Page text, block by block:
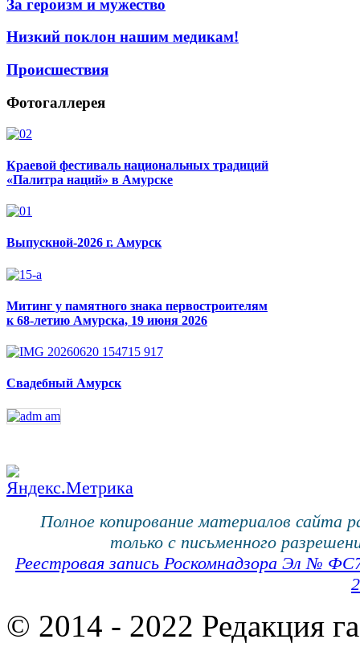
За героизм и мужество
Низкий поклон нашим медикам!
Происшествия
Фотогаллерея
Краевой фестиваль национальных традиций
«Палитра наций» в Амурске
Выпускной-2026 г. Амурск
Митинг у памятного знака первостроителям
к 68-летию Амурска, 19 июня 2026
Свадебный Амурск
Полное копирование материалов сайта
только с письменного
Реестровая запись Роскомнадзора Эл №
© 2014 - 2022 Редакция